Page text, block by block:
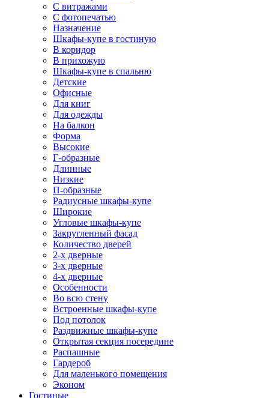
С витражами
С фотопечатью
Назначение
Шкафы-купе в гостиную
В коридор
В прихожую
Шкафы-купе в спальню
Детские
Офисные
Для книг
Для одежды
На балкон
Форма
Высокие
Г-образные
Длинные
Низкие
П-образные
Радиусные шкафы-купе
Широкие
Угловые шкафы-купе
Закругленный фасад
Количество дверей
2-х дверные
3-х дверные
4-х дверные
Особенности
Во всю стену
Встроенные шкафы-купе
Под потолок
Раздвижные шкафы-купе
Открытая секция посередине
Распашные
Гардероб
Для маленького помещения
Эконом
Гостиные